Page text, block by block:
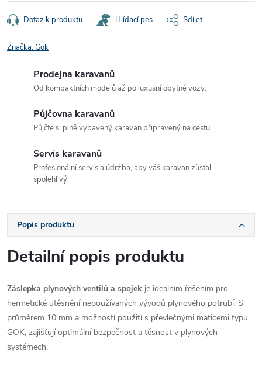
Dotaz k produktu Hlídací pes Sdílet
Značka:Gok
Prodejna karavanů
Od kompaktních modelů až po luxusní obytné vozy.
Půjčovna karavanů
Půjčte si plně vybavený karavan připravený na cestu.
Servis karavanů
Profesionální servis a údržba, aby váš karavan zůstal
spolehlivý.
Popis produktu
Detailní popis produktu
Záslepka plynových ventilů a spojek je ideálním řešením pro
hermetické utěsnění nepoužívaných vývodů plynového potrubí. S
průměrem 10 mm a možností použití s převlečnými maticemi typu
GOK, zajišťují optimální bezpečnost a těsnost v plynových
systémech.